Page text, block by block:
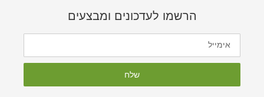
הרשמו לעדכונים ומבצעים
שלח